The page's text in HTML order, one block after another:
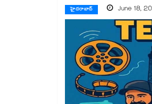
హైదరాబాద్ June 18,